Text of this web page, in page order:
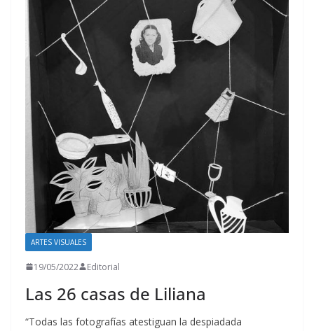
ARTES VISUALES
19/05/2022 Editorial
Las 26 casas de Liliana
“Todas las fotografías atestiguan la despiadada